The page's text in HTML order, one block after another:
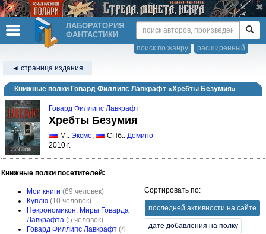
ЛАБОРАТОРИЯ
ФАНТАСТИКИ
расширенный
поиск по жанру
◄ страница издания
Книжные полки Говард Филлипс Лавкрафт «Хребты Безумия»
Говард Филлипс Лавкрафт
Хребты Безумия
М.: Эксмо, СПб.: Домино
2010 г.
Книжные полки посетителей:
Мои книги (69 человек)
Куплю (10 человек)
Некрономикон. Миры Говарда
Лавкрафта (5 человек)
Говард Филлипс Лавкрафт (4
Сортировать по:
последней активности на сайте
дате добавления на полку